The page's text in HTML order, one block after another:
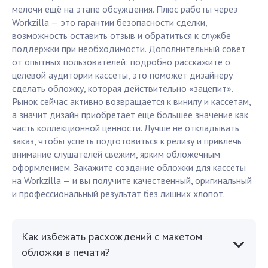
мелочи ещё на этапе обсуждения. Плюс работы через
Workzilla — это гарантии безопасности сделки,
возможность оставить отзыв и обратиться к службе
поддержки при необходимости. Дополнительный совет
от опытных пользователей: подробно расскажите о
целевой аудитории кассеты, это поможет дизайнеру
сделать обложку, которая действительно «зацепит».
Рынок сейчас активно возвращается к винилу и кассетам,
а значит дизайн приобретает ещё большее значение как
часть коллекционной ценности. Лучше не откладывать
заказ, чтобы успеть подготовиться к релизу и привлечь
внимание слушателей свежим, ярким обложечным
оформлением. Закажите создание обложки для кассеты
на Workzilla — и вы получите качественный, оригинальный
и профессиональный результат без лишних хлопот.
Как избежать расхождений с макетом
обложки в печати?